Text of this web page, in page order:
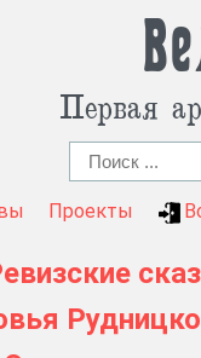
Первая
Проекты